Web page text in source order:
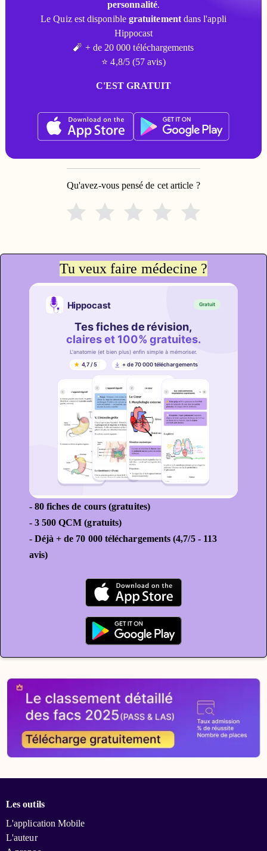
personnalité.
Le Quiz est disponible gratuitementdans l'appli
Hippocast
🧨 + de 20 000 téléchargements
⭐ 4,8/5 (57 avis)
C'EST GRATUIT
Qu'avez-vous pensé de cet article ?
Tu veux faire médecine ?
- 80 fiches de cours (gratuites)
- 3 500 QCM (gratuits)
- Déjà + de 70 000 téléchargements (4,7/5 - 113
avis)
Les outils
L'application Mobile
L'auteur